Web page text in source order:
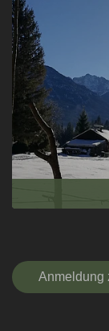
Anmeldung